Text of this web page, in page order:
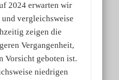
2024 erwarten wir
vergleichsweise
zeigen die
Vergangenheit,
Vorsicht geboten ist.
niedrigen